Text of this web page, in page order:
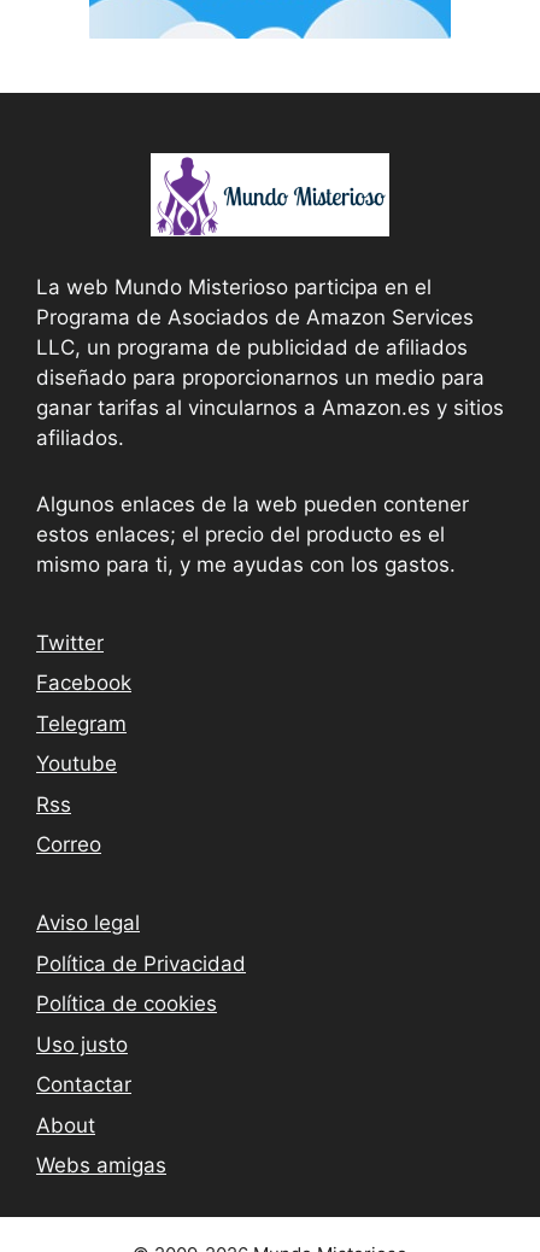
La web Mundo Misterioso participa en el
Programa de Asociados de Amazon Services
LLC, un programa de publicidad de afiliados
diseñado para proporcionarnos un medio para
ganar tarifas al vincularnos a Amazon.es y sitios
afiliados.
Algunos enlaces de la web pueden contener
estos enlaces; el precio del producto es el
mismo para ti, y me ayudas con los gastos.
Twitter
Facebook
Telegram
Youtube
Rss
Correo
Aviso legal
Política de Privacidad
Política de cookies
Uso justo
Contactar
About
Webs amigas